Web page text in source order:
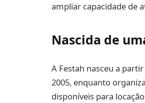
ampliar capacidade de
Nascida de
A Festah nasceu a
2005, enquanto
disponíveis para